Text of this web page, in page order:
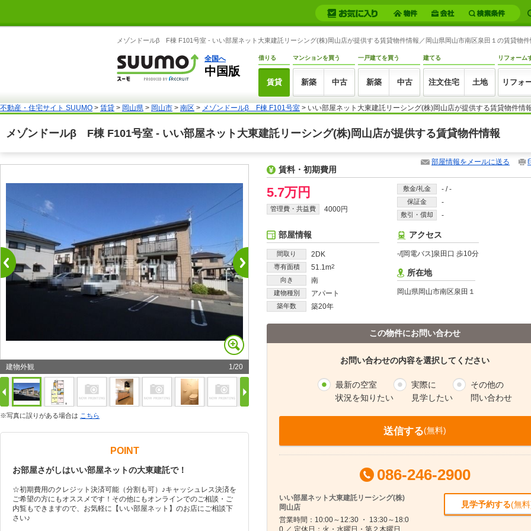
メゾンドールβ F棟 F101号室 - いい部屋ネット大東建託リーシング(株)岡山店が提供する賃貸物件情報／岡山県岡山市南区泉田１の賃貸物
全国へ
中国版
借りる
賃貸
マンションを買う
新築 中古
一戸建てを買う
新築 中古
建てる
注文住宅 土地
リフォーム
リフォ
不動産・住宅サイト SUUMO > 賃貸 > 岡山県 > 岡山市 > 南区 > メゾンドールβ F棟 F101号室 > いい部屋ネット大東建託リーシング(株)岡山店が提供する賃貸物件情
メゾンドールβ F棟 F101号室 - いい部屋ネット大東建託リーシング(株)岡山店が提供する賃貸物件情報
建物外観 1/20
※写真に誤りがある場合は こちら
POINT
お部屋さがしはいい部屋ネットの大東建託で！
☆初期費用のクレジット決済可能（分割も可）♪キャッシュレス決済を
ご希望の方にもオススメです！その他にもオンラインでのご相談・ご
内覧もできますので、お気軽に【いい部屋ネット】のお店にご相談下
さい♪
部屋情報をメールに送る
賃料・初期費用
5.7万円
管理費・共益費 4000円
敷金/礼金 - /-
保証金 -
敷引・償却 -
部屋情報
間取り 2DK
専有面積 51.1m2
向き 南
建物種別 アパート
築年数 築20年
アクセス
-/[岡電バス]泉田口 歩10分
所在地
岡山県岡山市南区泉田１
この物件にお問い合わせ
お問い合わせの内容を選択してください
最新の空室
状況を知りたい
実際に
見学したい
その他の
問い合わせ
送信する(無料)
086-246-2900
いい部屋ネット大東建託リーシング(株)
岡山店
営業時間：10:00～12:30 ・ 13:30～18:0
0 ／ 定休日：火・水曜日・第２木曜日
見学予約する(無